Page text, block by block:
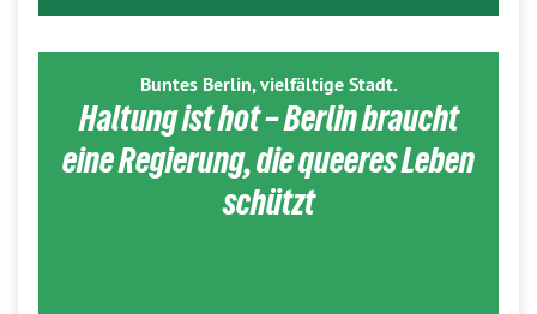
Buntes Berlin, vielfältige Stadt.
Haltung ist hot – Berlin braucht
eine Regierung, die queeres Leben
schützt